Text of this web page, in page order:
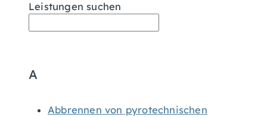
Leistungen suchen
A
Abbrennen von pyrotechnischen